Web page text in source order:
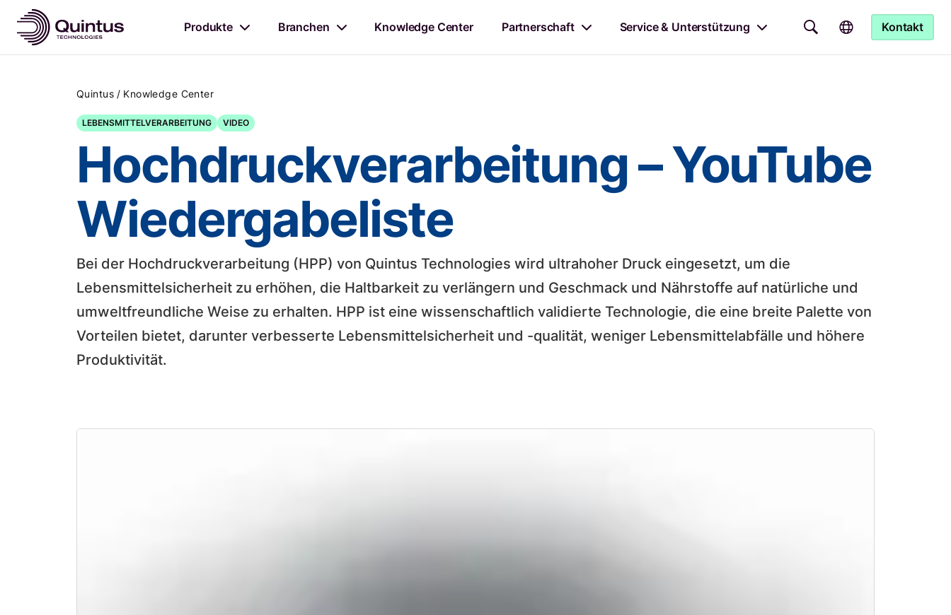
Produkte Branchen Knowledge Center Partnerschaft Service & Unterstützung Kontakt
Quintus / Knowledge Center
LEBENSMITTELVERARBEITUNG VIDEO
Hochdruckverarbeitung – YouTube
Wiedergabeliste
Bei der Hochdruckverarbeitung (HPP) von Quintus Technologies wird ultrahoher Druck eingesetzt, um die
Lebensmittelsicherheit zu erhöhen, die Haltbarkeit zu verlängern und Geschmack und Nährstoffe auf natürliche und
umweltfreundliche Weise zu erhalten. HPP ist eine wissenschaftlich validierte Technologie, die eine breite Palette von
Vorteilen bietet, darunter verbesserte Lebensmittelsicherheit und -qualität, weniger Lebensmittelabfälle und höhere
Produktivität.